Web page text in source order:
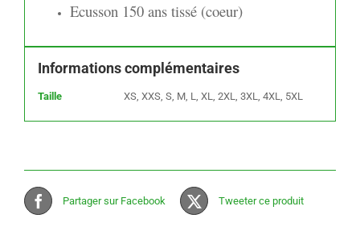
Ecusson 150 ans tissé (coeur)
Informations complémentaires
Taille XS, XXS, S, M, L, XL, 2XL, 3XL, 4XL, 5XL
Partager sur Facebook Tweeter ce produit